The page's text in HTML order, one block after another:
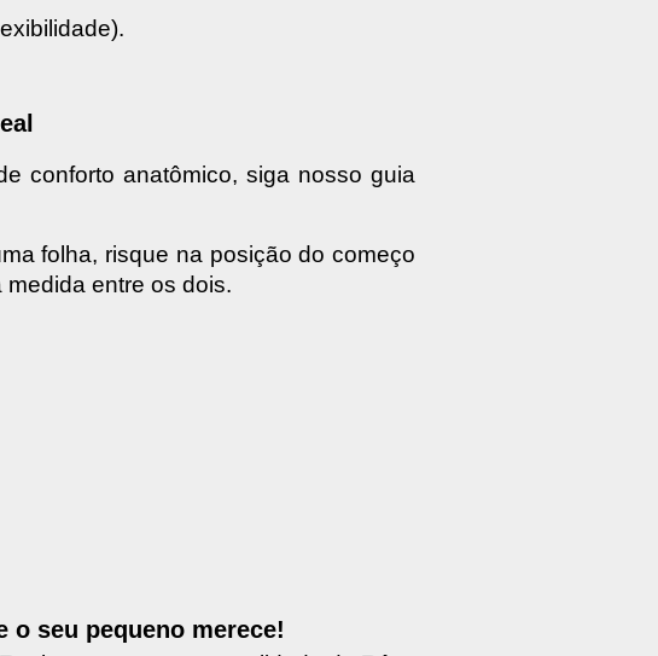
conforto anatômico, siga nosso guia
folha, risque na posição do começo
entre os dois.
seu pequeno merece!